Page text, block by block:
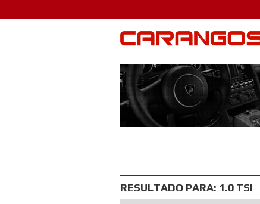
RESULTADO PARA: 1.0 TSI